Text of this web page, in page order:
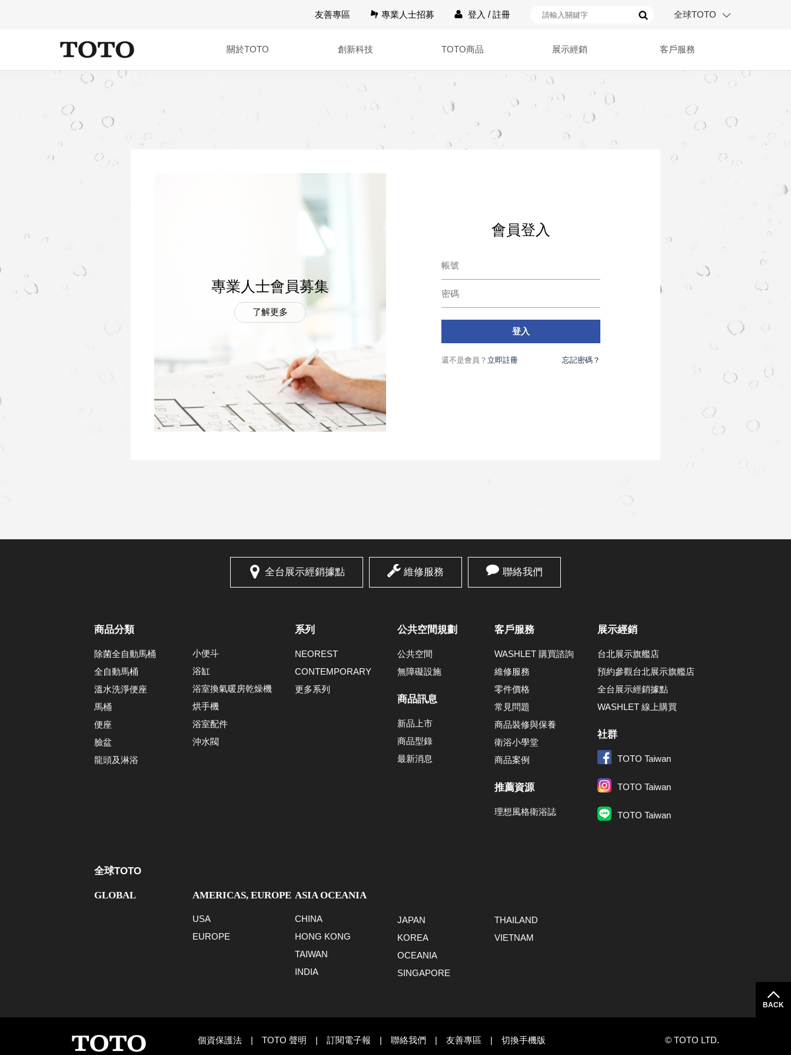
友善專區 專業人士招募 登入 /註冊 全球TOTO
關於TOTO 創新科技 TOTO商品 展示經銷 客戶服務
專業人士會員募集
了解更多
會員登入
登入
還不是會員？ 立即註冊 忘記密碼？
全台展示經銷據點 維修服務 聯絡我們
商品分類
除菌全自動馬桶
全自動馬桶
溫水洗淨便座
馬桶
便座
臉盆
龍頭及淋浴
小便斗
浴缸
浴室換氣暖房乾燥機
烘手機
浴室配件
沖水閥
系列
NEOREST
CONTEMPORARY
更多系列
公共空間規劃
公共空間
無障礙設施
商品訊息
新品上市
商品型錄
最新消息
客戶服務
WASHLET 購買諮詢
維修服務
零件價格
常見問題
商品裝修與保養
衛浴小學堂
商品案例
推薦資源
理想風格衛浴誌
展示經銷
台北展示旗艦店
預約參觀台北展示旗艦店
全台展示經銷據點
WASHLET 線上購買
社群
TOTO Taiwan
TOTO Taiwan
TOTO Taiwan
全球TOTO
GLOBAL AMERICAS, EUROPE
USA
EUROPE
ASIA OCEANIA
CHINA
HONG KONG
TAIWAN
INDIA
JAPAN
KOREA
OCEANIA
SINGAPORE
THAILAND
VIETNAM
個資保護法 | TOTO 聲明 | 訂閱電子報 | 聯絡我們 | 友善專區 | 切換手機版 © TOTO LTD.
BACK